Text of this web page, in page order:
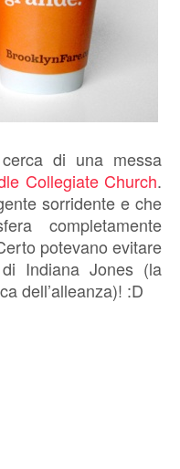
di una messa
Collegiate Church.
sorridente e che
completamente
potevano evitare
Indiana Jones (la
dell’alleanza)! :D